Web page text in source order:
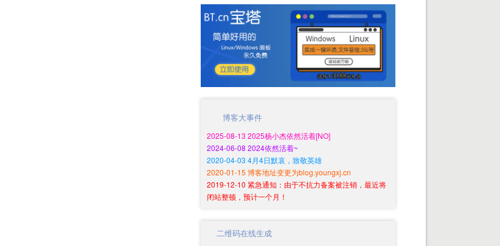
博客大事件
2025-08-13 2025杨小杰依然活着[NO]
2024-06-08 2024依然活着~
2020-04-03 4月4日默哀，致敬英雄
2020-01-15 博客地址变更为blog.youngxj.cn
2019-12-10 紧急通知：由于不抗力备案被注销，最近将
闭站整顿，预计一个月！
二维码在线生成